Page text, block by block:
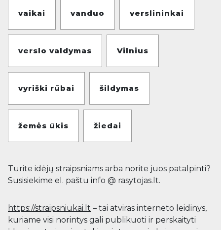
vaikai vanduo verslininkai
verslo valdymas Vilnius
vyriški rūbai šildymas
žemės ūkis žiedai
Turite idėjų straipsniams arba norite juos patalpinti?
Susisiekime el. paštu info @ rasytojas.lt.
https://straipsniukai.lt – tai atviras interneto leidinys,
kuriame visi norintys gali publikuoti ir perskaityti